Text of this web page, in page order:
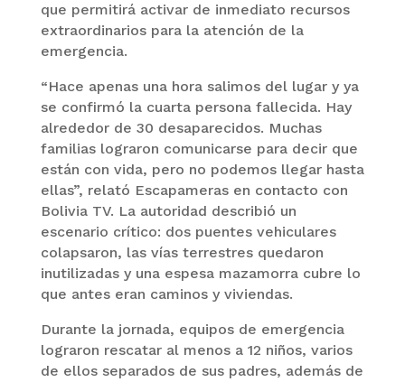
que permitirá activar de inmediato recursos
extraordinarios para la atención de la
emergencia.
“Hace apenas una hora salimos del lugar y ya
se confirmó la cuarta persona fallecida. Hay
alrededor de 30 desaparecidos. Muchas
familias lograron comunicarse para decir que
están con vida, pero no podemos llegar hasta
ellas”, relató Escapameras en contacto con
Bolivia TV. La autoridad describió un
escenario crítico: dos puentes vehiculares
colapsaron, las vías terrestres quedaron
inutilizadas y una espesa mazamorra cubre lo
que antes eran caminos y viviendas.
Durante la jornada, equipos de emergencia
lograron rescatar al menos a 12 niños, varios
de ellos separados de sus padres, además de